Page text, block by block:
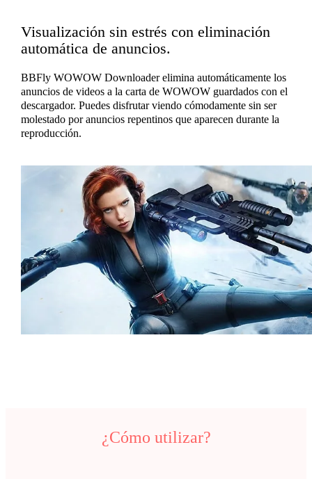
Visualización sin estrés con eliminación
automática de anuncios.
BBFly WOWOW Downloader elimina automáticamente los
anuncios de videos a la carta de WOWOW guardados con el
descargador. Puedes disfrutar viendo cómodamente sin ser
molestado por anuncios repentinos que aparecen durante la
reproducción.
¿Cómo utilizar?